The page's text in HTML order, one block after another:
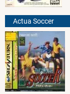
Actua Soccer